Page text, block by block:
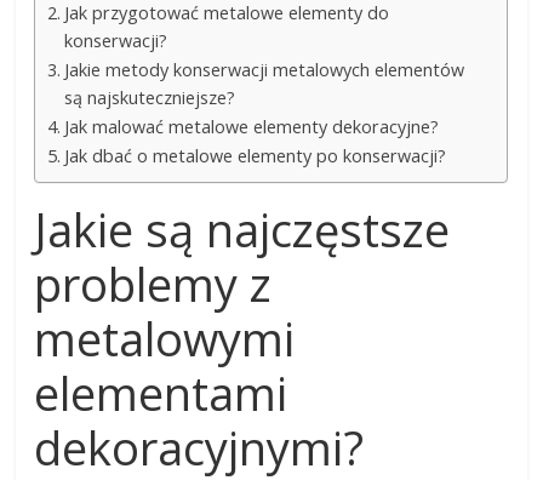
Jak przygotować metalowe elementy do
konserwacji?
Jakie metody konserwacji metalowych elementów
są najskuteczniejsze?
Jak malować metalowe elementy dekoracyjne?
Jak dbać o metalowe elementy po konserwacji?
Jakie są najczęstsze
problemy z
metalowymi
elementami
dekoracyjnymi?